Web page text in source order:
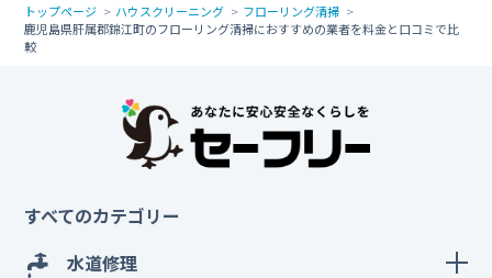
トップページ ハウスクリーニング
フローリング清掃
鹿児島県肝属郡錦江町のフローリング清掃におすすめの業者を料金と口コミで比
較
すべてのカテゴリー
水道修理